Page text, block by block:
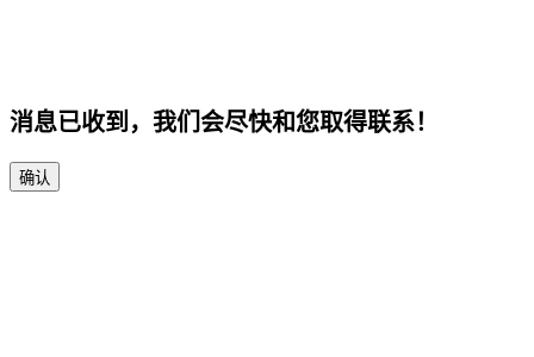
消息已收到，我们会尽快和您取得联系！
确认